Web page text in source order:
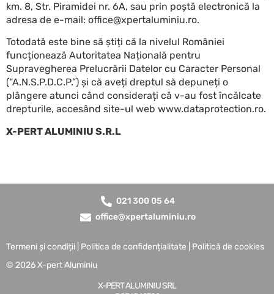
km. 8, Str. Piramidei nr. 6A, sau prin poștă electronică la
adresa de e-mail: office@xpertaluminiu.ro.
Totodată este bine să știți că la nivelul României
funcționează Autoritatea Națională pentru
Supravegherea Prelucrării Datelor cu Caracter Personal
(“A.N.S.P.D.C.P.”) și că aveți dreptul să depuneți o
plângere atunci când considerați că v-au fost încălcate
drepturile, accesând site-ul web www.dataprotection.ro.
X-PERT ALUMINIU S.R.L
021 300 05 64
office@xpertaluminiu.ro
Termeni și condiții Politica de confidențialitate
Politică de cookies
© 2026 X-pert Aluminiu
X-PERT ALUMINIU SRL